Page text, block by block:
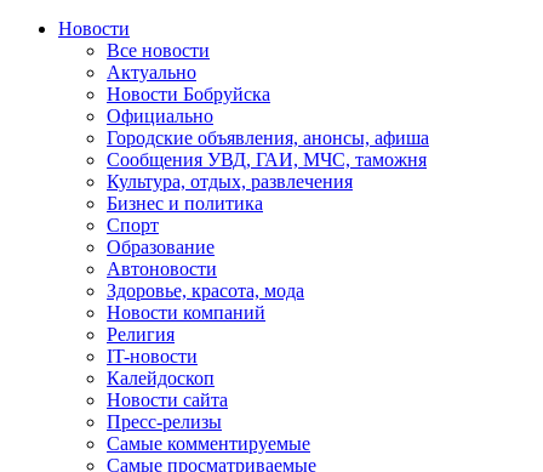
Новости
Все новости
Актуально
Новости Бобруйска
Официально
Городские объявления, анонсы, афиша
Сообщения УВД, ГАИ, МЧС, таможня
Культура, отдых, развлечения
Бизнес и политика
Спорт
Образование
Автоновости
Здоровье, красота, мода
Новости компаний
Религия
IT-новости
Калейдоскоп
Новости сайта
Пресс-релизы
Самые комментируемые
Самые просматриваемые